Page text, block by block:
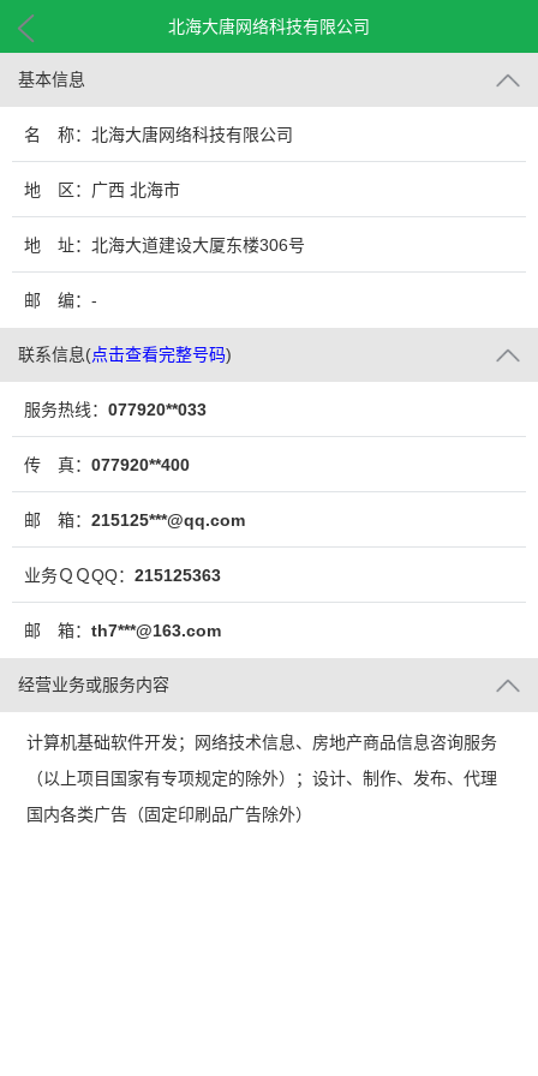
北海大唐网络科技有限公司
基本信息
名 称：北海大唐网络科技有限公司
地 区：广西 北海市
地 址：北海大道建设大厦东楼306号
邮 编：-
联系信息(点击查看完整号码)
服务热线： 077920**033
传 真： 077920**400
邮 箱： 215125***@qq.com
业务ＱＱQQ： 215125363
邮 箱： th7***@163.com
经营业务或服务内容
计算机基础软件开发；网络技术信息、房地产商品信息咨询服务
（以上项目国家有专项规定的除外）；设计、制作、发布、代理
国内各类广告（固定印刷品广告除外）